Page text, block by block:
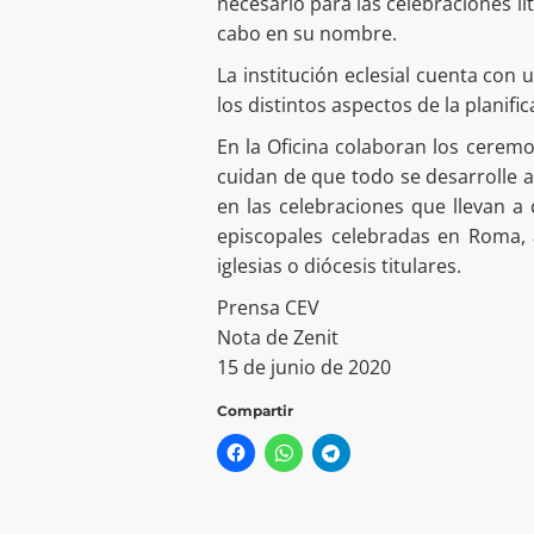
cabo en su nombre.
La institución eclesial cuenta con
los distintos aspectos de la
En la Oficina colaboran los
cuidan de que todo se desarrolle
en las celebraciones que llevan
episcopales celebradas en
iglesias o diócesis titulares.
Prensa CEV
Nota de Zenit
15 de junio de 2020
Compartir